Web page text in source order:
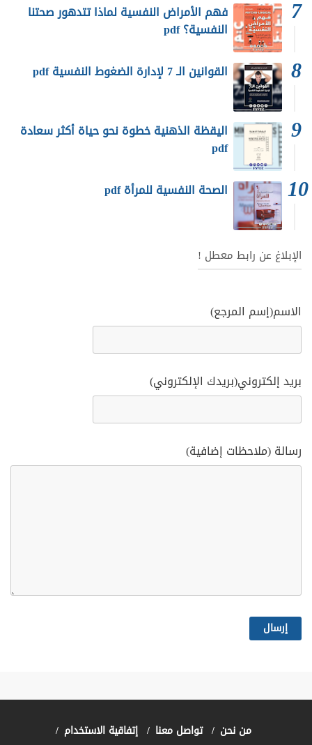
فهم الأمراض النفسية لماذا تتدهور صحتنا
النفسية؟ pdf
القوانين الـ 7 لإدارة الضغوط النفسية pdf
اليقظة الذهنية خطوة نحو حياة أكثر سعادة
pdf
الصحة النفسية للمرأة pdf
الإبلاغ عن رابط معطل !
الاسم(إسم المرجع)
بريد إلكتروني(بريدك الإلكتروني)
رسالة (ملاحظات إضافية)
من نحن تواصل معنا إتفاقية الاستخدام